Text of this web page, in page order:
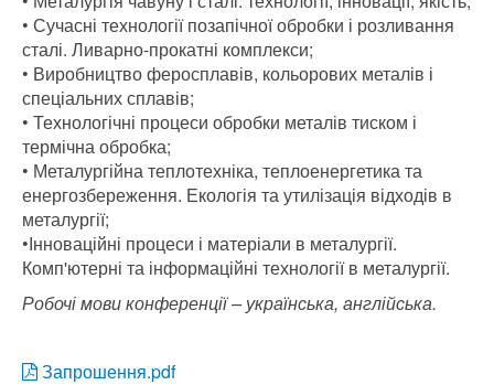
• Сучасні технології позапічної обробки і розливання
сталі. Ливарно-прокатні комплекси;
• Виробництво феросплавів, кольорових металів і
спеціальних сплавів;
• Технологічні процеси обробки металів тиском і
термічна обробка;
• Металургійна теплотехніка, теплоенергетика та
енергозбереження. Екологія та утилізація відходів в
металургії;
•Інноваційні процеси і матеріали в металургії.
Комп'ютерні та інформаційні технології в металургії.
Робочі мови конференції – українська, англійська.
Запрошення.pdf